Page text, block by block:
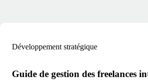
Développement stratégique
Guide de gestion des freelances